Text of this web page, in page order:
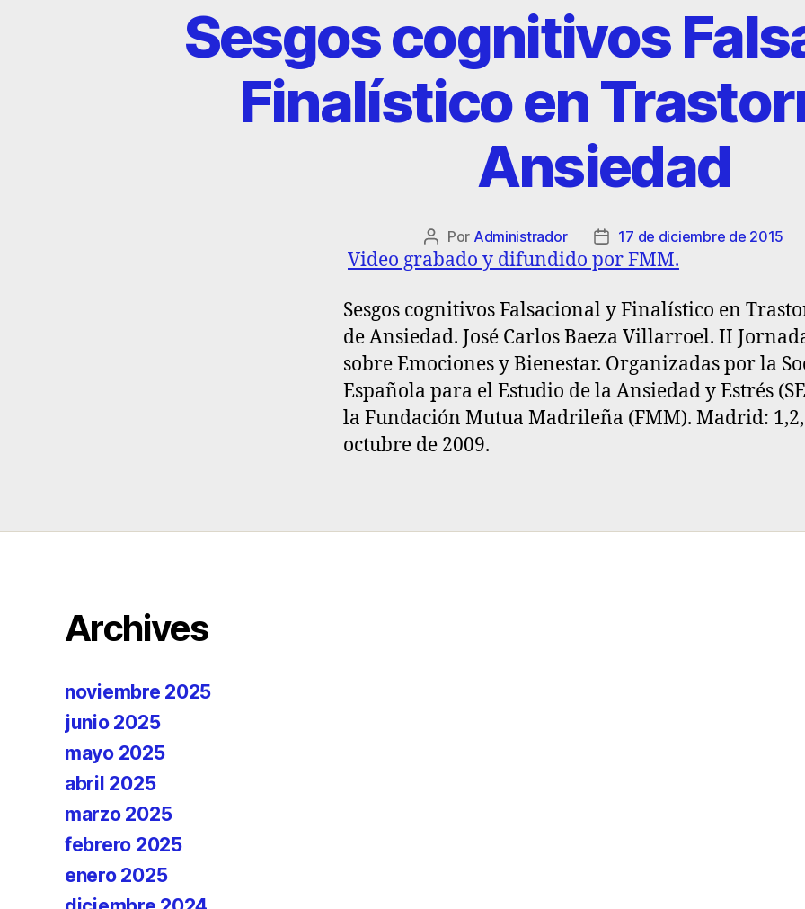
Sesgos cognitivos
Finalístico en
Ansiedad
Por Administrador 17 de diciembre de 2015
Video grabado y difundido por FMM.
Sesgos cognitivos Falsacional y Finalístico en
de Ansiedad. José Carlos Baeza Villarroel. II
sobre Emociones y Bienestar. Organizadas por la
Española para el Estudio de la Ansiedad y Estrés
la Fundación Mutua Madrileña (FMM). Madrid:
octubre de 2009.
Archives
noviembre 2025
junio 2025
mayo 2025
abril 2025
marzo 2025
febrero 2025
enero 2025